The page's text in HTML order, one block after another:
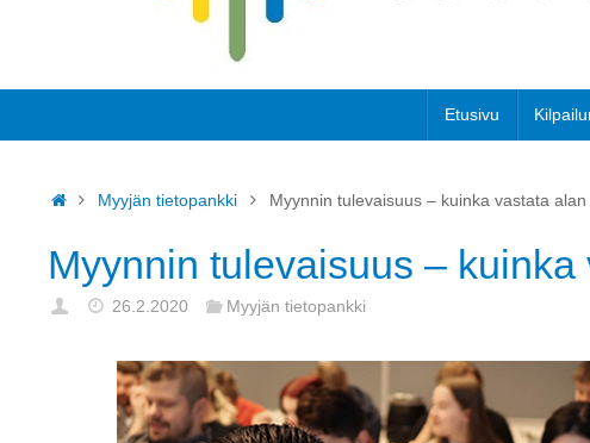
Etusivu
Myyjän tietopankki Myynnin tulevaisuus – kuinka vastata
Myynnin tulevaisuus –
26.2.2020 Myyjän tietopankki